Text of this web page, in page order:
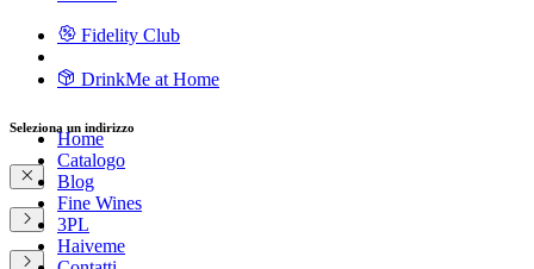
Fidelity Club
DrinkMe at Home
Home
Catalogo
Blog
Fine Wines
3PL
Haiveme
Seleziona un indirizzo